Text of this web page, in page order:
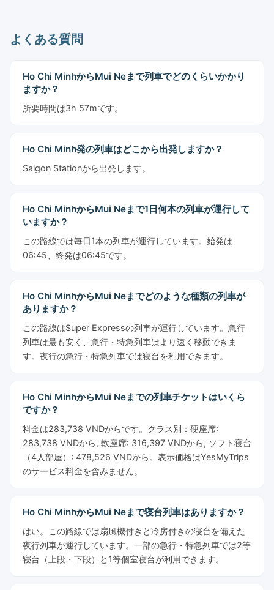
よくある質問
Ho Chi MinhからMui Neまで列車でどのくらいかかり
ますか？
所要時間は3h 57mです。
Ho Chi Minh発の列車はどこから出発しますか？
Saigon Stationから出発します。
Ho Chi MinhからMui Neまで1日何本の列車が運行して
いますか？
この路線では毎日1本の列車が運行しています。始発は
06:45、終発は06:45です。
Ho Chi MinhからMui Neまでどのような種類の列車が
ありますか？
この路線はSuper Expressの列車が運行しています。急行
列車は最も安く、急行・特急列車はより速く移動できま
す。夜行の急行・特急列車では寝台を利用できます。
Ho Chi MinhからMui Neまでの列車チケットはいくら
ですか？
料金は283,738 VNDからです。クラス別：硬座席:
283,738 VNDから, 軟座席: 316,397 VNDから, ソフト寝台
（4人部屋）: 478,526 VNDから。表示価格はYesMyTrips
のサービス料金を含みません。
Ho Chi MinhからMui Neまで寝台列車はありますか？
はい。この路線では扇風機付きと冷房付きの寝台を備えた
夜行列車が運行しています。一部の急行・特急列車では2等
寝台（上段・下段）と1等個室寝台が利用できます。